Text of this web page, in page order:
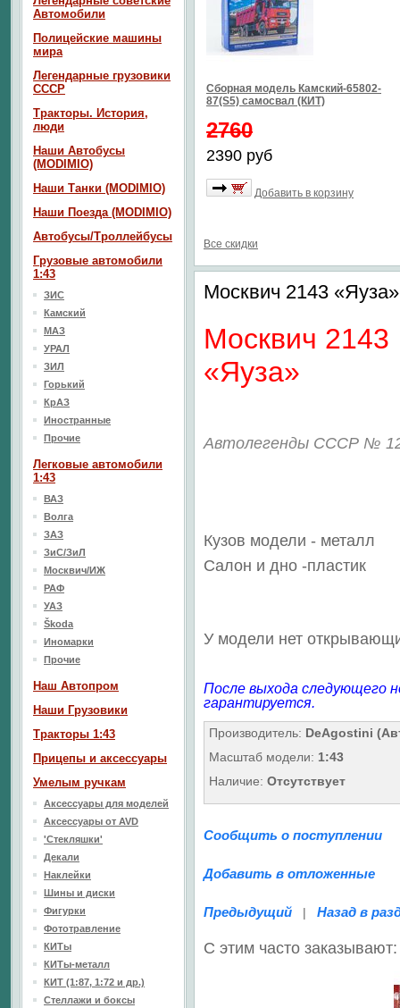
Сборная модель Камский-65802-
87(S5) самосвал (КИТ)
2760
2390 руб
Добавить в корзину
Все скидки
Москвич 2143
Москвич 2143
«Яуза»
Автолегенды СССР №
Кузов модели - металл
Салон и дно -пластик
У модели нет
После выхода следующего
гарантируется.
Производитель: DeAgostini
Масштаб модели: 1:43
Наличие: Отсутствует
Сообщить о поступлении
Добавить в отложенные
Предыдущий | Назад в
С этим часто заказывают:
Автомобили
Полицейские машины
мира
Легендарные грузовики
СССР
Тракторы. История,
люди
Наши Автобусы
(MODIMIO)
Наши Танки (MODIMIO)
Наши Поезда (MODIMIO)
Автобусы/Троллейбусы
Грузовые автомобили
1:43
ЗИС
Камский
МАЗ
УРАЛ
ЗИЛ
Горький
КрАЗ
Иностранные
Прочие
Легковые автомобили
1:43
ВАЗ
Волга
ЗАЗ
ЗиС/ЗиЛ
Москвич/ИЖ
РАФ
УАЗ
Škoda
Иномарки
Прочие
Наш Aвтопром
Наши Грузовики
Тракторы 1:43
Прицепы и аксессуары
Умелым ручкам
Аксессуары для моделей
Аксессуары от AVD
'Стекляшки'
Декали
Наклейки
Шины и диски
Фигурки
Фототравление
КИТы
КИТы-металл
КИТ (1:87, 1:72 и др.)
Стеллажи и боксы